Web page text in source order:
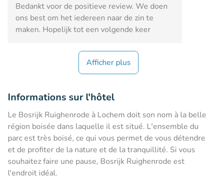
Bedankt voor de positieve review. We doen
ons best om het iedereen naar de zin te
maken. Hopelijk tot een volgende keer
Afficher plus
Informations sur l'hôtel
Le Bosrijk Ruighenrode à Lochem doit son nom à la belle
région boisée dans laquelle il est situé. L'ensemble du
parc est très boisé, ce qui vous permet de vous détendre
et de profiter de la nature et de la tranquillité. Si vous
souhaitez faire une pause, Bosrijk Ruighenrode est
l'endroit idéal.